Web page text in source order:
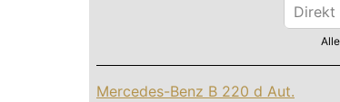
Direkt
Mercedes-Benz B 220 d Aut.